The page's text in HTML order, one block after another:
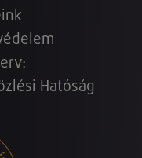
Hatóság